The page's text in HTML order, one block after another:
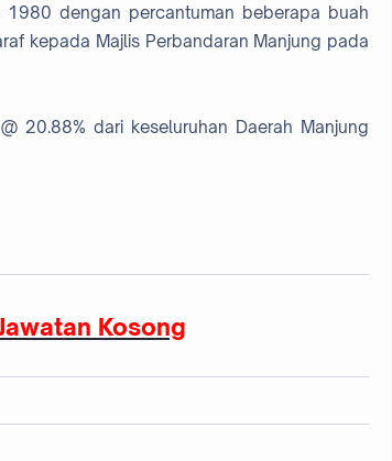
1980 dengan percantuman beberapa buah
kepada Majlis Perbandaran Manjung pada
20.88% dari keseluruhan Daerah Manjung
Kosong